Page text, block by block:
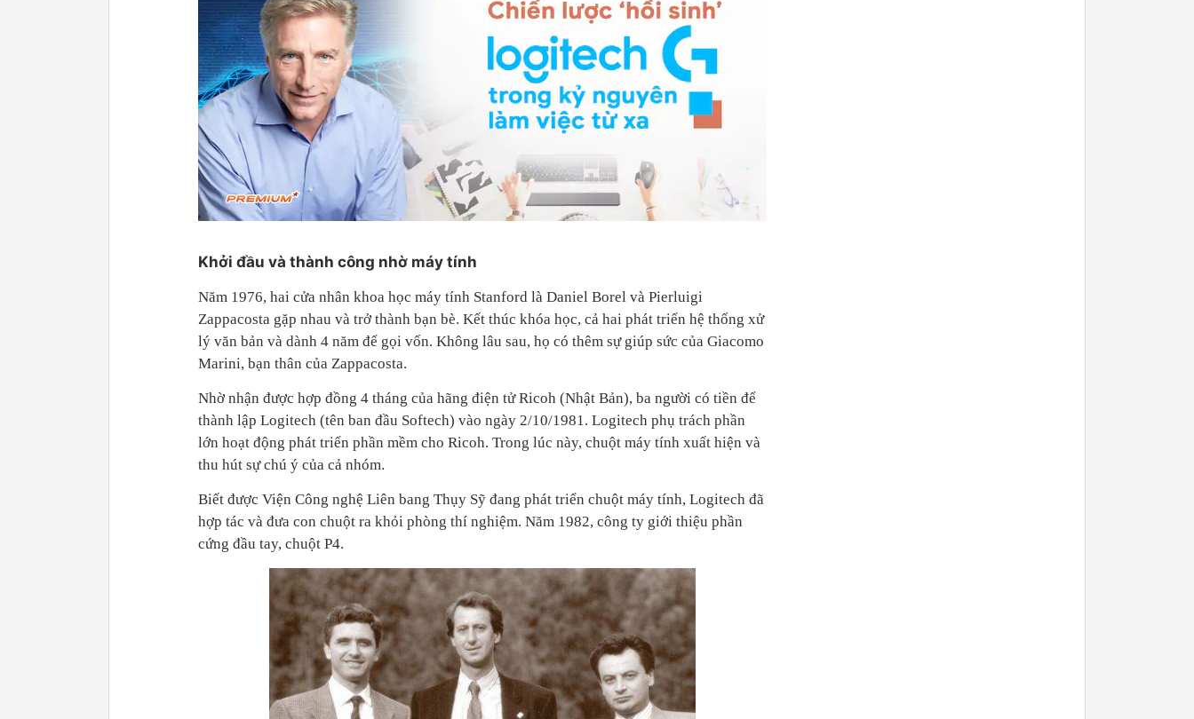
Khởi đầu và thành công nhờ máy tính
Năm 1976, hai cửa nhân khoa học máy tính Stanford là Daniel Borel và Pierluigi
Zappacosta gặp nhau và trở thành bạn bè. Kết thúc khóa học, cả hai phát triển hệ thống xử
lý văn bản và dành 4 năm để gọi vốn. Không lâu sau, họ có thêm sự giúp sức của Giacomo
Marini, bạn thân của Zappacosta.
Nhờ nhận được hợp đồng 4 tháng của hãng điện tử Ricoh (Nhật Bản), ba người có tiền để
thành lập Logitech (tên ban đầu Softech) vào ngày 2/10/1981. Logitech phụ trách phần
lớn hoạt động phát triển phần mềm cho Ricoh. Trong lúc này, chuột máy tính xuất hiện và
thu hút sự chú ý của cả nhóm.
Biết được Viện Công nghệ Liên bang Thụy Sỹ đang phát triển chuột máy tính, Logitech đã
hợp tác và đưa con chuột ra khỏi phòng thí nghiệm. Năm 1982, công ty giới thiệu phần
cứng đầu tay, chuột P4.